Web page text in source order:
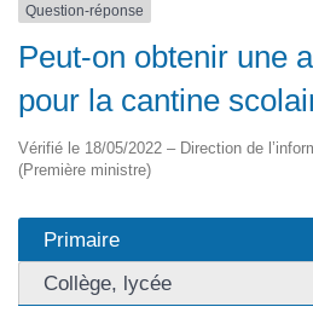
Question-réponse
Peut-on obtenir une
pour la cantine
Vérifié le 18/05/2022 – Direction de
(Première ministre)
Primaire
Collège, lycée